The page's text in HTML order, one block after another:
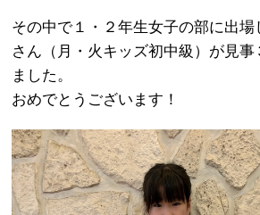
その中で１・２年生女子の部に出場
さん（月・火キッズ初中級）が見事
ました。
おめでとうございます！